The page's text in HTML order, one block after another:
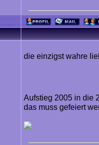
die einzigst wahre
Aufstieg 2005 in die
das muss gefeiert